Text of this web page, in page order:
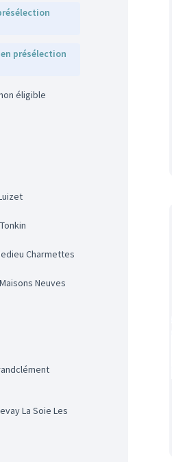
éligible
Charmettes
Neuves